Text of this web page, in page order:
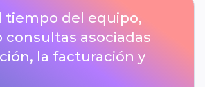
tiempo del equipo,
consultas asociadas
la facturación y